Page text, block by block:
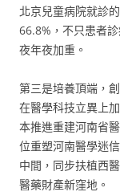
北京兒童病院就診
66.8%，不只患者
夜年夜加重。
第三是培養頂端，
在醫學科技立異上
本推進重建河南省
位重塑河南醫學迷
中間，同步扶植西
醫藥財產新窪地。